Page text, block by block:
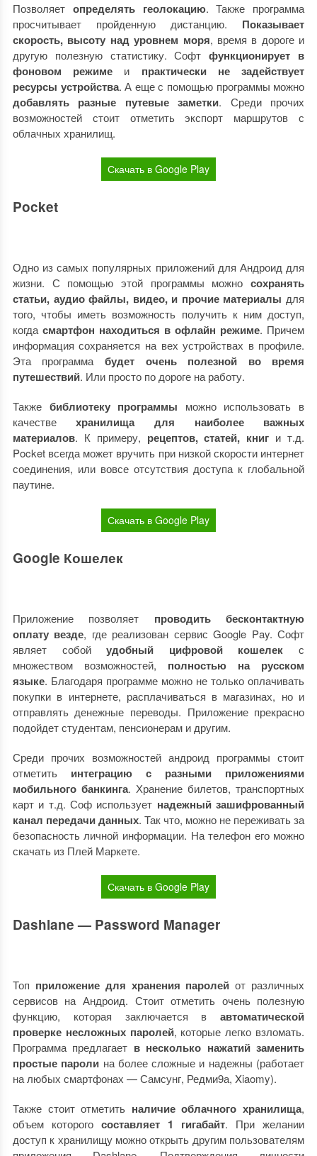
Позволяетопределять геолокацию. Также программа
просчитывает пройденную дистанцию. Показывает
скорость, высоту над уровнем моря, время в дороге и
другую полезную статистику. Софтфункционирует в
фоновом режиме и практически не задействует
ресурсы устройства. А еще с помощью программы можно
добавлять разные путевые заметки. Среди прочих
возможностей стоит отметить экспорт маршрутов с
облачных хранилищ.
Скачать в Google Play
Pocket
Одно из самых популярных приложений для Андроид для
жизни. С помощью этой программы можносохранять
статьи, аудио файлы, видео, и прочие материалы для
того, чтобы иметь возможность получить к ним доступ,
когда смартфон находиться в офлайн режиме. Причем
информация сохраняется на вех устройствах в профиле.
Эта программа будет очень полезной во время
путешествий. Или просто по дороге на работу.
Также библиотеку программы можно использовать в
качествехранилища для наиболее важных
материалов. К примеру, рецептов, статей, книг и т.д.
Pocket всегда может вручить при низкой скорости интернет
соединения, или вовсе отсутствия доступа к глобальной
паутине.
Скачать в Google Play
Google Кошелек
Приложение позволяет проводить бесконтактную
оплату везде, где реализован сервис Google Pay. Софт
являет собойудобный цифровой кошелек с
множеством возможностей, полностью на русском
языке. Благодаря программе можно не только оплачивать
покупки в интернете, расплачиваться в магазинах, но и
отправлять денежные переводы. Приложение прекрасно
подойдет студентам, пенсионерам и другим.
Среди прочих возможностей андроид программы стоит
отметить интеграцию с разными приложениями
мобильного банкинга. Хранение билетов, транспортных
карт и т.д. Соф использует надежный зашифрованный
канал передачи данных. Так что, можно не переживать за
безопасность личной информации. На телефон его можно
скачать из Плей Маркете.
Скачать в Google Play
Dashlane — Password Manager
Топ приложение для хранения паролей от различных
сервисов на Андроид. Стоит отметить очень полезную
функцию, которая заключается вавтоматической
проверке несложных паролей, которые легко взломать.
Программа предлагает в несколько нажатий заменить
простые пароли на более сложные и надежны (работает
на любых смартфонах — Самсунг, Редми9а, Xiaomy).
Также стоит отметить наличие облачного хранилища,
объем которого составляет 1 гигабайт. При желании
доступ к хранилищу можно открыть другим пользователям